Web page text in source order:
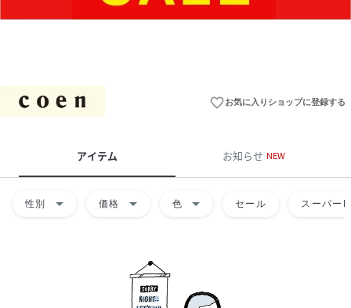
favorite_borderお気に入りショップに登録する
アイテム お知らせ NEW
性別 arrow_drop_down 価格 arrow_drop_down 色 arrow_drop_down セール スーパー